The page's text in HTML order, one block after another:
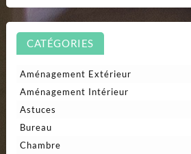
CATÉGORIES
Aménagement Extérieur
Aménagement Intérieur
Astuces
Bureau
Chambre